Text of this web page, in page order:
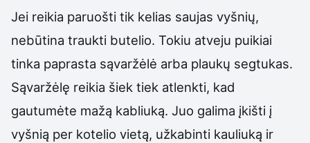
Jei reikia paruošti tik kelias saujas vyšnių,
nebūtina traukti butelio. Tokiu atveju puikiai
tinka paprasta sąvaržėlė arba plaukų segtukas.
Sąvaržėlę reikia šiek tiek atlenkti, kad
gautumėte mažą kabliuką. Juo galima įkišti į
vyšnią per kotelio vietą, užkabinti kauliuką ir